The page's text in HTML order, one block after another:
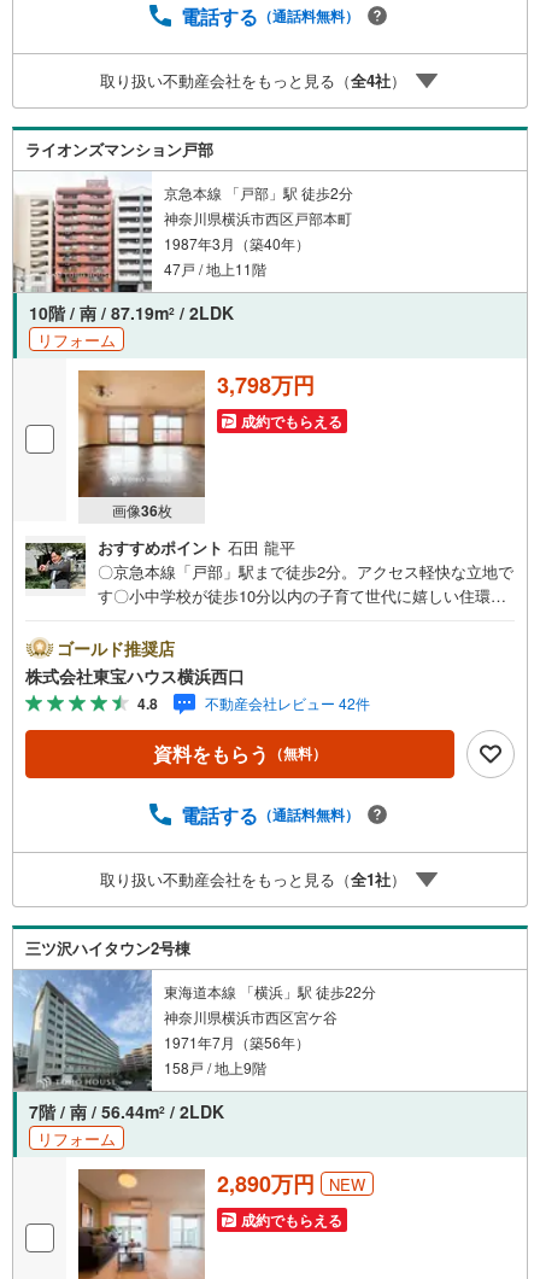
限は付与日から60日です。ーーーーーーーーーーーーーー
0.95％（変動金利）※上記金利は 2026年8月時点 のもので
あり、実際の適用金利は融資実行時のものとなります。金
利情勢により表記の返済額と異なる場合があります。ーー
ーーーーーーーーーーーーーーーーーーーーーーー
電話する （通話料無料）
取り扱い不動産会社をもっと見る（全4社）
ライオンズマンション戸部
京急本線 「戸部」駅 徒歩2分
神奈川県横浜市西区戸部本町
1987年3月（築40年）
47戸 / 地上11階
10階 / 南 / 87.19m2 / 2LDK
リフォーム
画像36枚
3,798万円
成約でもらえる
おすすめポイント 石田 龍平
〇京急本線「戸部」駅まで徒歩2分。アクセス軽快な立地で
す〇小中学校が徒歩10分以内の子育て世代に嬉しい住環境
けますーーーーYahoo！ 不動産キャンペーン対象店舗ーー
ーー当店で物件を成約するとPayPayボーナスライトがもら
える「Yahoo！ 不動産 物件ご成約キャンペーン」の対象に
なります。「資料をもらう」「見学予約をする」ボタンか
らお問い合わせください。※必ずYahoo！ JAPAN IDでログ
インしてください。※PayPayボーナスライトは出金と譲渡
ーーーーーーーーーーーーーーーーーーーーーー紹介金融
026年8月時点 のものであり、実際の適用金利は融資実行時
のものとなります。金利情勢により表記の返済額と異なる
場合があります。ーーーーーーーーーーーーーーーーーー
ーーーーーーー
ゴールド推奨店
株式会社東宝ハウス横浜西口
4.8 不動産会社レビュー 42件
資料をもらう （無料）
電話する （通話料無料）
取り扱い不動産会社をもっと見る（全1社）
三ツ沢ハイタウン2号棟
東海道本線 「横浜」駅 徒歩22分
神奈川県横浜市西区宮ケ谷
1971年7月（築56年）
158戸 / 地上9階
7階 / 南 / 56.44m2 / 2LDK
リフォーム
2,890万円 NEW
成約でもらえる